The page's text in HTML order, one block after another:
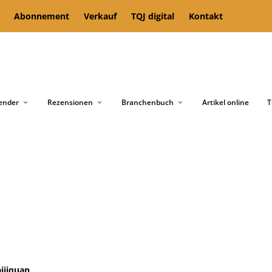
Abonnement Verkauf TQJ digital Kontakt
Rezensionen Branchenbuch Artikel online